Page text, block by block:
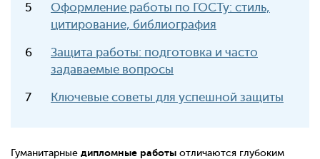
Оформление работы по ГОСТу: стиль,
цитирование, библиография
Защита работы: подготовка и часто
задаваемые вопросы
Ключевые советы для успешной защиты
Гуманитарные дипломные работы отличаются глубоким